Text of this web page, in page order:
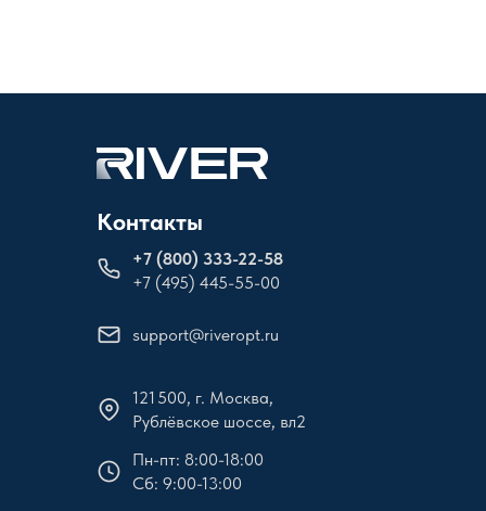
Контакты
+7 (800) 333-22-58
+7 (495) 445-55-00
support@riveropt.ru
121 500, г. Москва,
Рублёвское шоссе, вл2
Пн-пт: 8:00-18:00
Сб: 9:00-13:00